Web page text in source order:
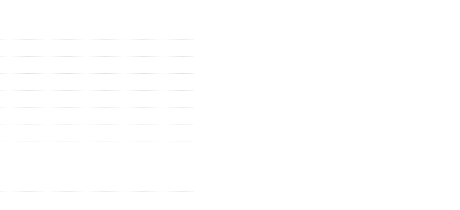
maggiore di oltre 90°, il che si traduce in un
e mantiene la giusta vestibilità più a lungo.
colore della custodia e il suo design possono
occhiali da vista. Alcuni modelli possono
un panno.
ampia gamma di montature in tantissimi
per leggere i consigli dei nostri specialisti.
prima dell'uso.